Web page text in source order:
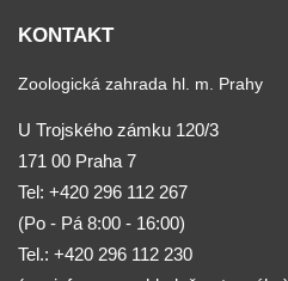
KONTAKT
Zoologická zahrada hl. m. Prahy
U Trojského zámku 120/3
171 00 Praha 7
Tel: +420 296 112 267
(Po - Pá 8:00 - 16:00)
Tel.: +420 296 112 230